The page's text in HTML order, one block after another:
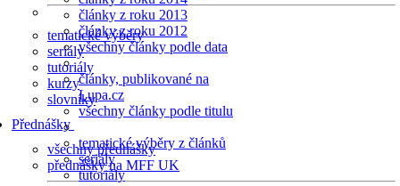
tematické výběry
seriály
tutoriály
kurzy
slovníky
Přednášky
všechny přednášky
přednášky na MFF UK
články z roku 2013
články z roku 2012
všechny články podle data
články, publikované na
Lupa.cz
všechny články podle titulu
tematické výběry z článků
seriály
tutoriály